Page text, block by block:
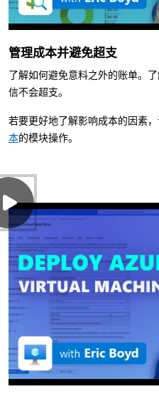
管理成本并避免超支
了解如何避免意料之外的账单。
信不会超支。
若要更好地了解影响成本的因素
本的模块操作。